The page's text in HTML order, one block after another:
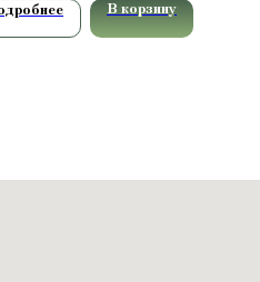
В корзину